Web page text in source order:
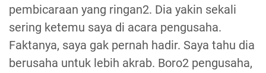
pembicaraan yang ringan2. Dia yakin sekali
sering ketemu saya di acara pengusaha.
Faktanya, saya gak pernah hadir. Saya tahu dia
berusaha untuk lebih akrab. Boro2 pengusaha,